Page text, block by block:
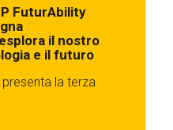
FuturAbility
il nostro
e il futuro
presenta la terza